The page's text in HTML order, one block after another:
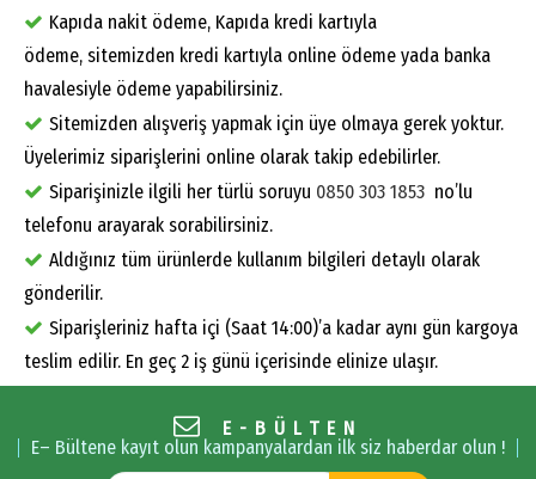
Kapıda nakit ödeme, Kapıda kredi kartıyla
ödeme, sitemizden kredi kartıyla online ödeme yada banka
havalesiyle ödeme yapabilirsiniz.
Sitemizden alışveriş yapmak için üye olmaya gerek yoktur.
Üyelerimiz siparişlerini online olarak takip edebilirler.
Siparişinizle ilgili her türlü soruyu 0850 303 1853 no’lu
telefonu arayarak sorabilirsiniz.
Aldığınız tüm ürünlerde kullanım bilgileri detaylı olarak
gönderilir.
Siparişleriniz hafta içi (Saat 14:00)’a kadar aynı gün kargoya
teslim edilir. En geç 2 iş günü içerisinde elinize ulaşır.
E-BÜLTEN
E– Bültene kayıt olun kampanyalardan ilk siz haberdar olun !